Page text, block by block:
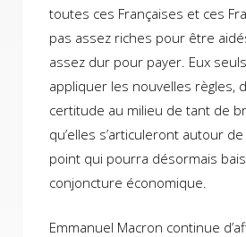
toutes ces Françaises et ces
pas assez riches pour être
assez dur pour payer. Eux
appliquer les nouvelles règles,
certitude au milieu de tant de
qu’elles s’articuleront autour de
point qui pourra désormais
conjoncture économique.
Emmanuel Macron continue